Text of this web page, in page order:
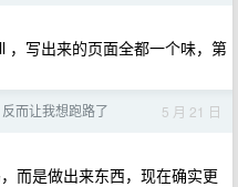
，写出来的页面全都一个味，第
而让我想跑路了 5 月 21 日
而是做出来东西，现在确实更